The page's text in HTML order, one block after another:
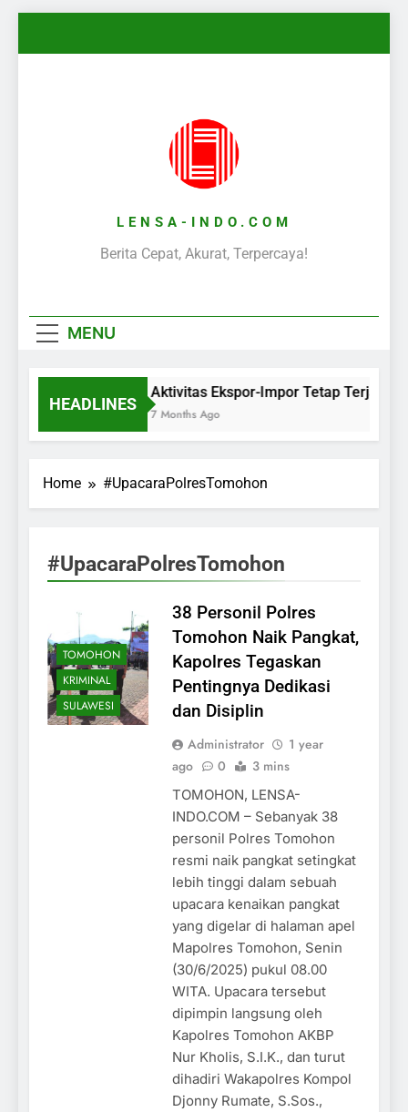
LENSA-INDO.COM
Berita Cepat, Akurat, Terpercaya!
MENU
HEADLINES
Aktivitas Ekspor-Impor Tetap Terjaga
7 Months Ago
Home #UpacaraPolresTomohon
#UpacaraPolresTomohon
TOMOHON
KRIMINAL
SULAWESI
38 Personil Polres
Tomohon Naik Pangkat,
Kapolres Tegaskan
Pentingnya Dedikasi
dan Disiplin
Administrator
1 year
ago
0 3 mins
TOMOHON, LENSA-
INDO.COM – Sebanyak 38
personil Polres Tomohon
resmi naik pangkat setingkat
lebih tinggi dalam sebuah
upacara kenaikan pangkat
yang digelar di halaman apel
Mapolres Tomohon, Senin
(30/6/2025) pukul 08.00
WITA. Upacara tersebut
dipimpin langsung oleh
Kapolres Tomohon AKBP
Nur Kholis, S.I.K., dan turut
dihadiri Wakapolres Kompol
Djonny Rumate, S.Sos.,